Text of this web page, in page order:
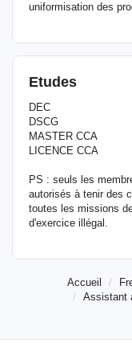
uniformisation des
Etudes
DEC
DSCG
MASTER CCA
LICENCE CCA
PS : seuls les
autorisés à tenir des
toutes les missions
d'exercice illégal.
Accueil
Assistant